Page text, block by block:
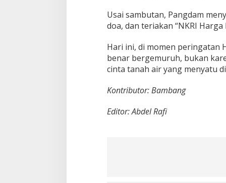
Usai sambutan, Pangdam
doa, dan teriakan “NKRI
Hari ini, di momen peringatan
benar bergemuruh, bukan
cinta tanah air yang menyatu
Kontributor: Bambang
Editor: Abdel Rafi